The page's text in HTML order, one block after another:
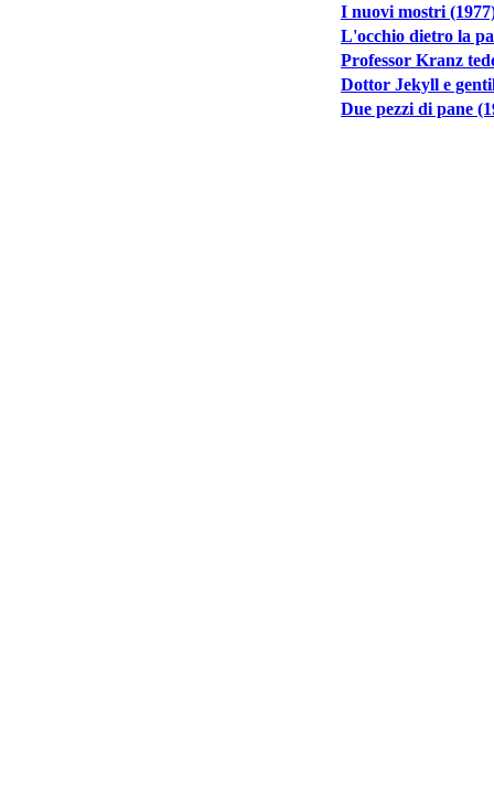
I nuovi mostri
L'occhio dietro la
Professor Kranz
Dottor Jekyll e
Due pezzi di pane